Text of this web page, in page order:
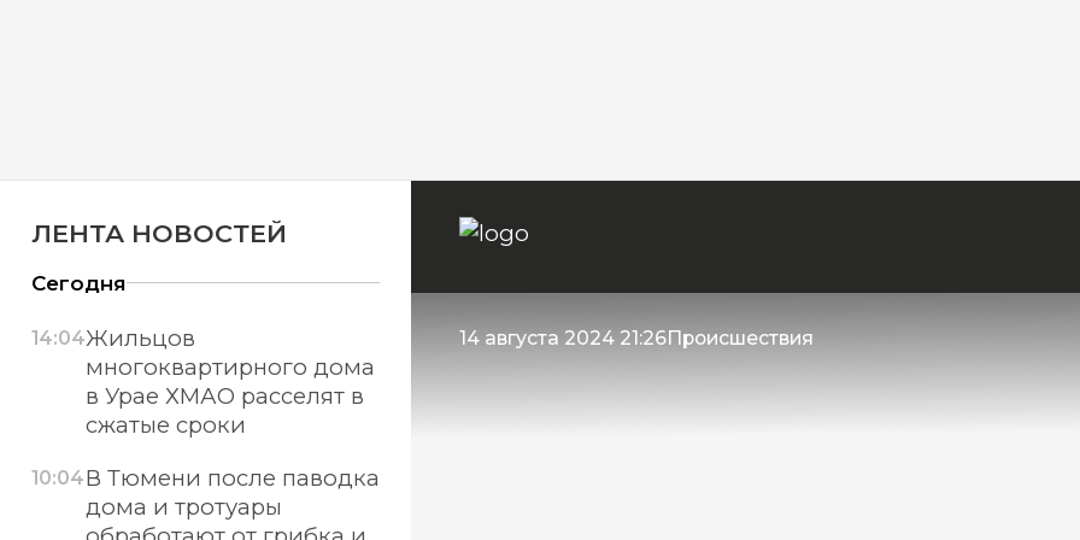
14 августа 2024 21:26Происшествия
ЛЕНТА НОВОСТЕЙ
Сегодня
14:04Жильцов
многоквартирного дома
в Урае ХМАО расселят в
сжатые сроки
10:04В Тюмени после паводка
дома и тротуары